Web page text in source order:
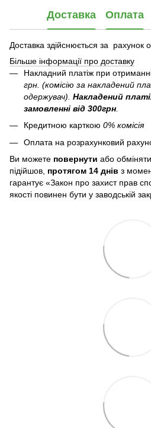
Доставка Оплата
Доставка здійснюється за рахунок
Більше інформації про доставку
Накладний платіж при
грн. (комісію за накладений
одержувач). Накладений
замовленні від 300грн
Кредитною карткою 0% комісія
Оплата на розрахунковий
Ви можете повернути або
підійшов, протягом 14 днів з
гарантує «Закон про захист прав
якості повинен бути у заводській